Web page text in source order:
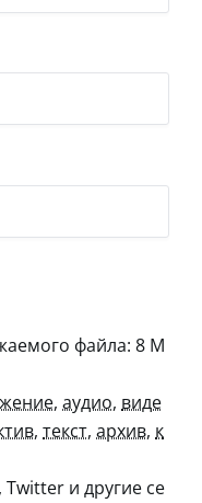
файла: 8 М
, аудио, виде
, текст, архив, к
и другие се